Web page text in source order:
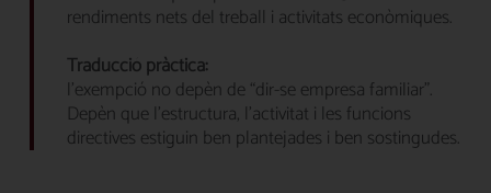
rendiments nets del treball i activitats econòmiques.
Traducció pràctica:
l’exempció no depèn de “dir-se empresa familiar”.
Depèn que l’estructura, l’activitat i les funcions
directives estiguin ben plantejades i ben sostingudes.